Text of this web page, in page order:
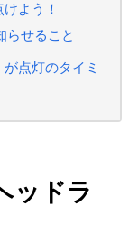
よう！
らせること
点灯のタイミ
ッドラ